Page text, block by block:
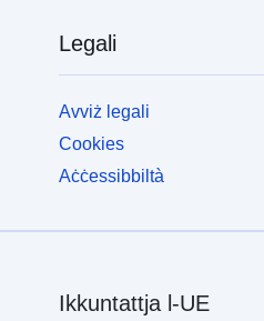
Legali
Avviż legali
Cookies
Aċċessibbiltà
Ikkuntattja l-UE